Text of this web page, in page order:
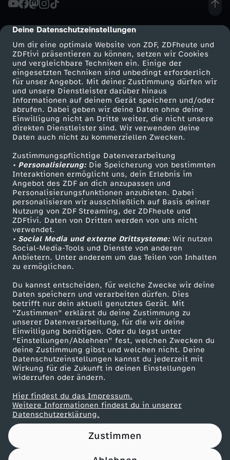
cmp-dialog-description
Deine Datenschutzeinstellungen
Um dir eine optimale Website von ZDF, ZDFheute und
ZDFtivi präsentieren zu können, setzen wir Cookies
und vergleichbare Techniken ein. Einige der
eingesetzten Techniken sind unbedingt erforderlich
für unser Angebot. Mit deiner Zustimmung dürfen wir
und unsere Dienstleister darüber hinaus
Informationen auf deinem Gerät speichern und/oder
abrufen. Dabei geben wir deine Daten ohne deine
Einwilligung nicht an Dritte weiter, die nicht unsere
direkten Dienstleister sind. Wir verwenden deine
Daten auch nicht zu kommerziellen Zwecken.
Zustimmungspflichtige Datenverarbeitung
• Personalisierung:Die Speicherung von bestimmten
Interaktionen ermöglicht uns, dein Erlebnis im
Angebot des ZDF an dich anzupassen und
Personalisierungsfunktionen anzubieten. Dabei
personalisieren wir ausschließlich auf Basis deiner
Nutzung von ZDF Streaming, der ZDFheute und
ZDFtivi. Daten von Dritten werden von uns nicht
verwendet.
• Social Media und externe Drittsysteme:Wir nutzen
Social-Media-Tools und Dienste von anderen
Anbietern. Unter anderem um das Teilen von Inhalten
zu ermöglichen.
Du kannst entscheiden, für welche Zwecke wir deine
Daten speichern und verarbeiten dürfen. Dies
betrifft nur dein aktuell genutztes Gerät. Mit
"Zustimmen" erklärst du deine Zustimmung zu
unserer Datenverarbeitung, für die wir deine
Einwilligung benötigen. Oder du legst unter
"Einstellungen/Ablehnen" fest, welchen Zwecken du
deine Zustimmung gibst und welchen nicht. Deine
Datenschutzeinstellungen kannst du jederzeit mit
Wirkung für die Zukunft in deinen Einstellungen
widerrufen oder ändern.
Hier findest du das Impressum.
Weitere Informationen findest du in unserer
Datenschutzerklärung.
Zustimmen
t
s
p
a
n
n
u
n
g
s
v
i
d
e
o
f
ü
Mehr ZDF
ZDF-Apps
Smart TV
ZDFtext
Livestreams
Sendungen A-Z
TV-Programm
Service
ZDFmitreden
Kontakt zum ZDF
Tickets
Zuschauerservice
Hilfe
ZDF Unternehmen
Karriere
ZDF goes Schule
Werbefernsehen
Mainzelmännchen
Partner